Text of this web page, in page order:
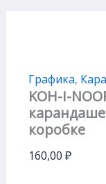
Графика,
KOH-I-
коробке
160,00 ₽